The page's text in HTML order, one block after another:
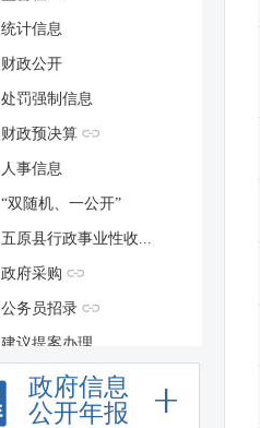
统计信息
财政公开
处罚强制信息
财政预决算
人事信息
“双随机、一公开”
五原县行政事业性收...
政府采购
公务员招录
建议提案办理
重大会议
重点项目
政府信息
公开年报